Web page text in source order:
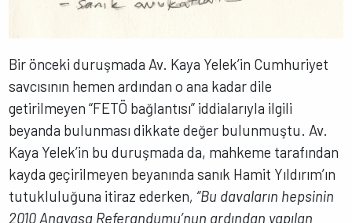
Bir önceki duruşmada Av. Kaya Yelek’in Cumhuriyet
savcısının hemen ardından o ana kadar dile
getirilmeyen “FETÖ bağlantısı” iddialarıyla ilgili
beyanda bulunması dikkate değer bulunmuştu. Av.
Kaya Yelek’in bu duruşmada da, mahkeme tarafından
kayda geçirilmeyen beyanında sanık Hamit Yıldırım’ın
tutukluluğuna itiraz ederken, “Bu davaların hepsinin
2010 Anayasa Referandumu’nun ardından yapılan